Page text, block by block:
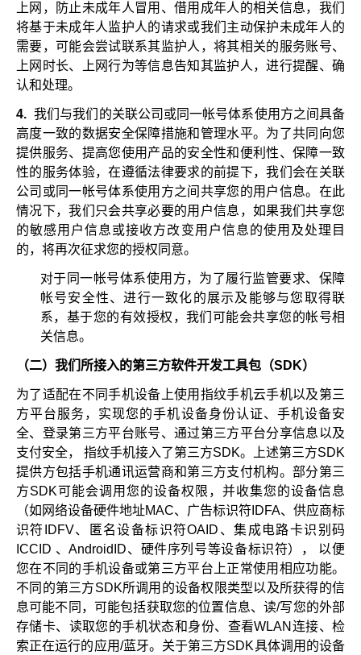
上网，防止未成年人冒用、借用成年人的相关信息，我们
将基于未成年人监护人的请求或我们主动保护未成年人的
需要，可能会尝试联系其监护人，将其相关的服务账号、
上网时长、上网行为等信息告知其监护人，进行提醒、确
认和处理。
4. 我们与我们的关联公司或同一帐号体系使用方之间具备
高度一致的数据安全保障措施和管理水平。为了共同向您
提供服务、提高您使用产品的安全性和便利性、保障一致
性的服务体验，在遵循法律要求的前提下，我们会在关联
公司或同一帐号体系使用方之间共享您的用户信息。在此
情况下，我们只会共享必要的用户信息，如果我们共享您
的敏感用户信息或接收方改变用户信息的使用及处理目
的，将再次征求您的授权同意。
对于同一帐号体系使用方，为了履行监管要求、保障
帐号安全性、进行一致化的展示及能够与您取得联
系，基于您的有效授权，我们可能会共享您的帐号相
关信息。
（二）我们所接入的第三方软件开发工具包（SDK）
为了适配在不同手机设备上使用指纹手机云手机以及第三
方平台服务，实现您的手机设备身份认证、手机设备安
全、登录第三方平台账号、通过第三方平台分享信息以及
支付安全， 指纹手机接入了第三方SDK。上述第三方SDK
提供方包括手机通讯运营商和第三方支付机构。部分第三
方SDK可能会调用您的设备权限，并收集您的设备信息
（如网络设备硬件地址MAC、广告标识符IDFA、供应商标
识符IDFV、匿名设备标识符OAID、集成电路卡识别码
ICCID 、AndroidID、硬件序列号等设备标识符）， 以便
您在不同的手机设备或第三方平台上正常使用相应功能。
不同的第三方SDK所调用的设备权限类型以及所获得的信
息可能不同，可能包括获取您的位置信息、读/写您的外部
存储卡、读取您的手机状态和身份、查看WLAN连接、检
索正在运行的应用/蓝牙。关于第三方SDK具体调用的设备